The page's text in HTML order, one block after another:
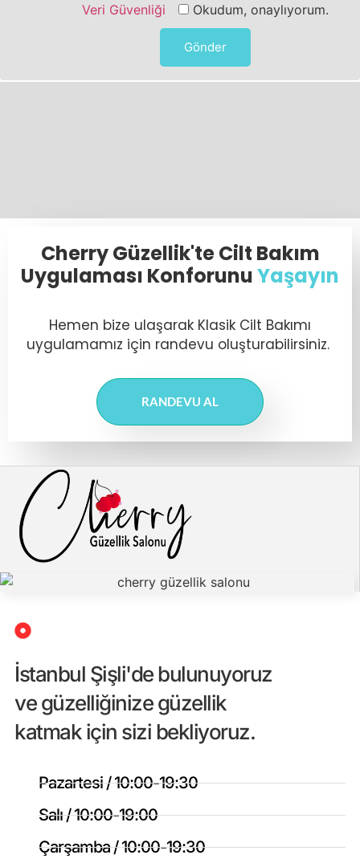
Veri Güvenliği
Okudum, onaylıyorum.
Cherry Güzellik'te Cilt Bakım
Uygulaması KonforunuYaşayın
Hemen bize ulaşarak Klasik Cilt Bakımı
uygulamamız için randevu oluşturabilirsiniz.
RANDEVU AL
İstanbul Şişli'de bulunuyoruz
ve güzelliğinize güzellik
katmak için sizi bekliyoruz.
Pazartesi / 10:00-19:30
Salı / 10:00-19:00
Çarşamba / 10:00-19:30